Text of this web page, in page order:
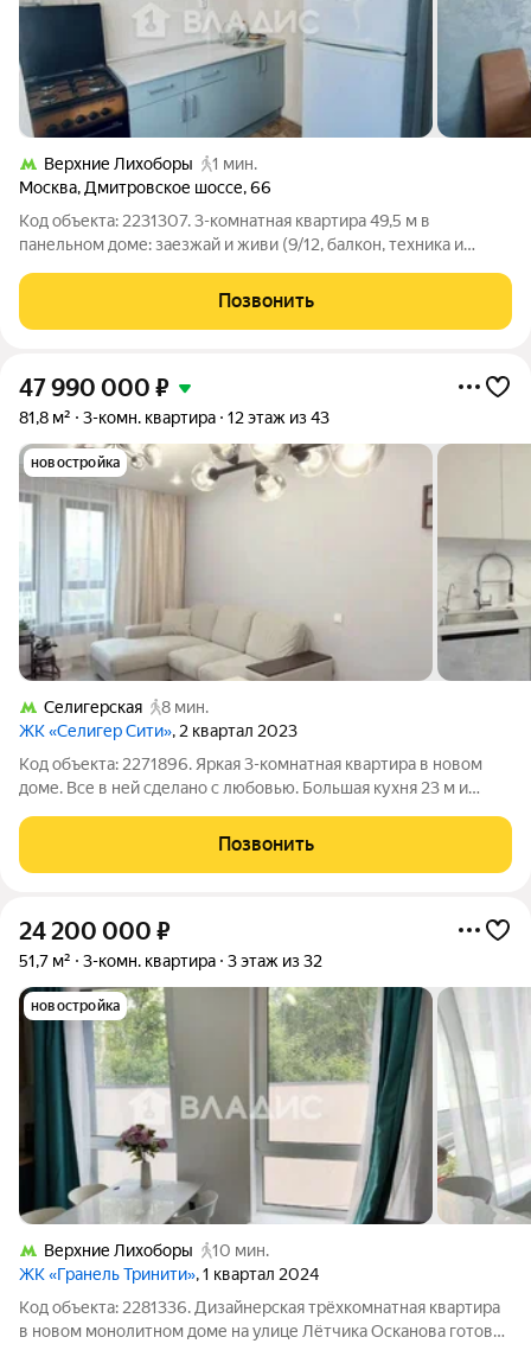
Верхние Лихоборы
1 мин.
Москва, Дмитровское шоссе,66
Код объекта: 2231307. 3-комнатная квартира 49,5 м в
панельном доме: заезжай и живи (9/12, балкон, техника и
площадью 49,5 м, жилая площадь 34,2 м, площадь кухни 6,5 м.
Квартира расположена на 9
Позвонить
47 990 000 ₽
81,8 м² 3-комн. квартира 12 этаж из 43
новостройка
Селигерская
8 мин.
ЖК «Селигер Сити», 2 квартал 2023
Код объекта: 2271896. Яркая 3-комнатная квартира в новом
доме. Все в ней сделано с любовью. Большая кухня 23 м и
без лишних вложений. Средний 12-й этаж в 43-этажном доме
дарит спокойствие и
Позвонить
24 200 000 ₽
51,7 м² 3-комн. квартира 3 этаж из 32
новостройка
Верхние Лихоборы
10 мин.
ЖК «Гранель Тринити», 1 квартал 2024
Код объекта: 2281336. Дизайнерская трёхкомнатная квартира
в новом монолитном доме на улице Лётчика Осканова готовое